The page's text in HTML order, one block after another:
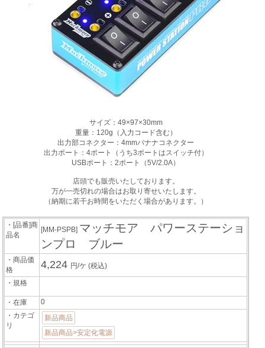
サイズ：49×97×30mm
重量：120g（入力コード含む）
出力部コネクター：4mmバナナコネクター
出力ポート：4ポート（うち3ポートはスイッチ付）
USBポート：2ポート（5V/2.0A）
店頭でも販売いたしております。
万が一売切れの場合はお取り寄せいたします。
（納期に若干お時間をいただく場合があります。）
・[品番]商
品名
[MM-PSPB] マッチモア パワーステーショ
ンプロ ブルー
・商品価
格
4,224 円/ケ(税込)
・規格
・在庫
0
・カテゴ
リ
新品商品
新品商品>安定化電源